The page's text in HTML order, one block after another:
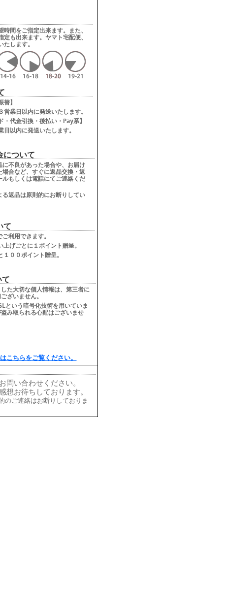
時間をご指定出来ます。また、
定も出来ます。ヤマト宅配便、
たします。
替】
営業日以内に発送いたします。
・代金引換・後払い・Pay系】
日以内に発送いたします。
について
に不良があった場合や、お届け
場合など、すぐに返品交換・返
ルもしくは電話にてご連絡くだ
返品は原則的にお断りしてい
て
利用できます。
げごとに１ポイント贈呈。
００ポイント贈呈。
た大切な個人情報は、第三者に
ざいません。
という暗号化技術を用いていま
み取られる心配はございませ
こちらをご覧ください。
問い合わせください。
想お待ちしております。
のご連絡はお断りしておりま